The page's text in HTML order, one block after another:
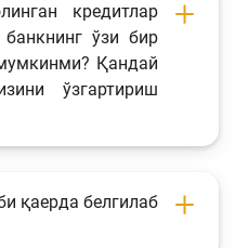
кредитлар
ўзи бир
Қандай
ўзгартириш
қаерда белгилаб